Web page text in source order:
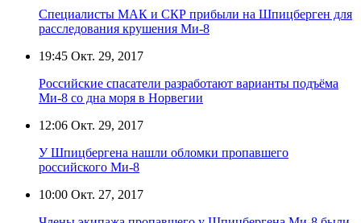
Специалисты МАК и СКР прибыли на Шпицберген для
расследования крушения Ми-8
19:45 Окт. 29, 2017
Российские спасатели разработают варианты подъёма
Ми-8 со дна моря в Норвегии
12:06 Окт. 29, 2017
У Шпицбергена нашли обломки пропавшего
российского Ми-8
10:00 Окт. 27, 2017